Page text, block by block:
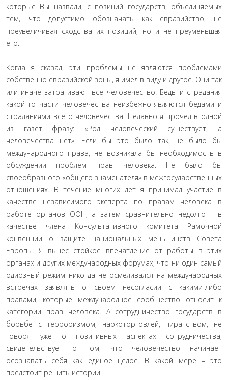
которые Вы назвали, с позиций государств, объединяемых
тем, что допустимо обозначать как евразийство, не
преувеличивая сходства их позиций, но и не преуменьшая
его.
Когда я сказал, эти проблемы не являются проблемами
собственно евразийской зоны, я имел в виду и другое. Они так
или иначе затрагивают все человечество. Беды и страдания
какой-то части человечества неизбежно являются бедами и
страданиями всего человечества. Недавно я прочел в одной
из газет фразу: «Род человеческий существует, а
человечества нет». Если бы это было так, не было бы
международного права, не возникала бы необходимость в
обсуждении проблем прав человека. Не было бы
своеобразного «общего знаменателя» в межгосударственных
отношениях. В течение многих лет я принимал участие в
качестве независимого эксперта по правам человека в
работе органов ООН, а затем сравнительно недолго – в
качестве члена Консультативного комитета Рамочной
конвенции о защите национальных меньшинств Совета
Европы. Я вынес стойкое впечатление от работы в этих
органах и других международных форумах, что ни один самый
одиозный режим никогда не осмеливался на международных
встречах заявлять о своем несогласии с какими-либо
правами, которые международное сообщество относит к
категории прав человека. А сотрудничество государств в
борьбе с терроризмом, наркоторговлей, пиратством, не
говоря уже о позитивных аспектах сотрудничества,
свидетельствует о том, что человечество начинает
осознавать себя как единое целое. В какой мере – это
предстоит решить истории.